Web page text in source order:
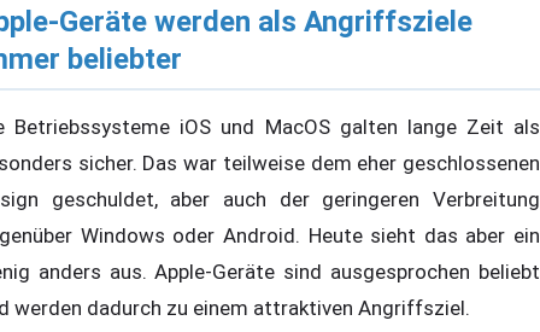
Geräte werden als Angriffsziele
beliebter
Betriebssysteme iOS und MacOS galten lange Zeit als
sicher. Das war teilweise dem eher geschlossenen
geschuldet, aber auch der geringeren Verbreitung
Windows oder Android. Heute sieht das aber ein
anders aus. Apple-Geräte sind ausgesprochen beliebt
werden dadurch zu einem attraktiven Angriffsziel.